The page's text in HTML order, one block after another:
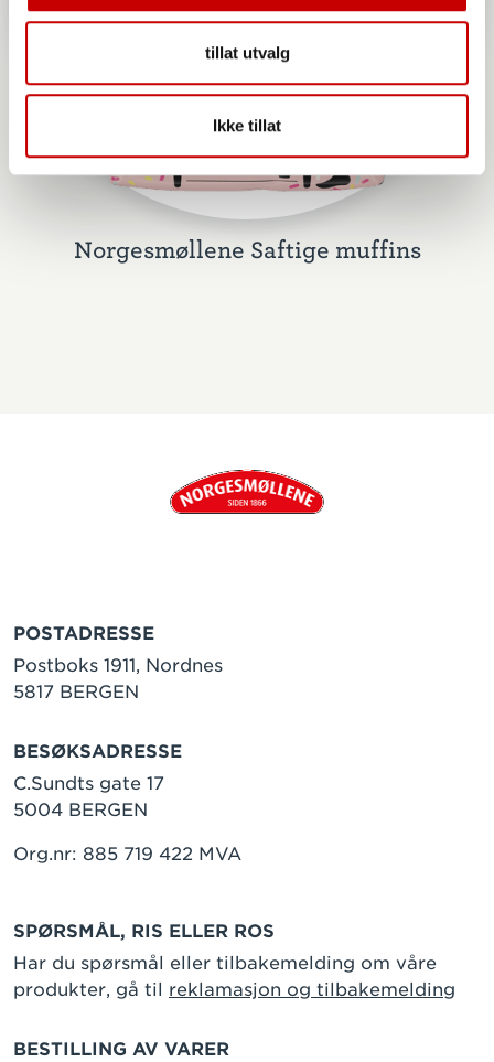
tillat utvalg
Ikke tillat
Norgesmøllene Saftige muffins
POSTADRESSE
Postboks 1911, Nordnes
5817 BERGEN
BESØKSADRESSE
C.Sundts gate 17
5004 BERGEN
Org.nr: 885 719 422 MVA
SPØRSMÅL, RIS ELLER ROS
Har du spørsmål eller tilbakemelding om våre
produkter, gå til reklamasjon og tilbakemelding
BESTILLING AV VARER